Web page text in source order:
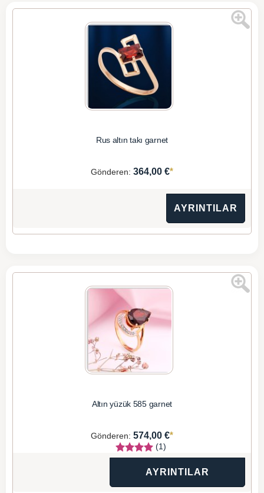
Rus altın takı garnet
Gönderen: 364,00 €*
AYRINTILAR
Altın yüzük 585 garnet
Gönderen: 574,00 €*
(1)
AYRINTILAR